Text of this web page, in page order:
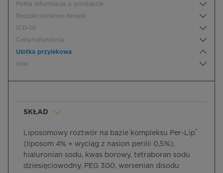
Pełna informacja o produkcie
Bezpieczeństwo terapii
ICD-10
Ceny/refundacja
Ulotka przylekowa
Inne
SKŁAD
Liposomowy roztwór na bazie kompleksu Per-Lip®
(liposom 4% + wyciąg z nasion perilii 0,5%),
hialuronian sodu, kwas borowy, tetraboran sodu
dziesięciowodny, PEG 300, wersenian disodu